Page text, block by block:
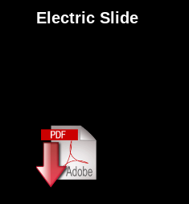
Electric Slide